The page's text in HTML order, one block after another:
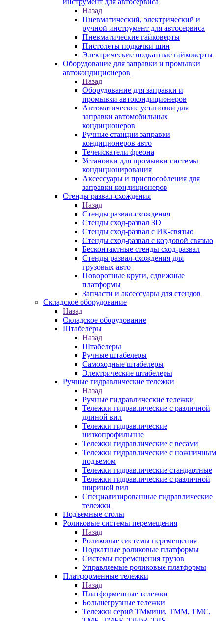
инструмент для автосервиса
Назад
Пневматический, электрический и
ручной инструмент для автосервиса
Пневматические гайковерты
Пистолеты подкачки шин
Электрические подкатные гайковерты
Оборудование для заправки и промывки
автокондиционеров
Назад
Оборудование для заправки и
промывки автокондиционеров
Автоматические установки для
заправки автомобильных
кондиционеров
Ручные станции заправки
кондиционеров авто
Течеискатели фреона
Установки для промывки системы
кондиционирования
Аксессуары и приспособления для
заправки кондиционеров
Стенды развал-схождения
Назад
Стенды развал-схождения
Стенды сход-развал 3D
Стенды сход-развал с ИК-связью
Стенды сход-развал с кордовой связью
Бесконтактные стенды сход-развал
Стенды развал-схождения для
грузовых авто
Поворотные круги, сдвижные
платформы
Запчасти и аксессуары для стендов
Складское оборудование
Назад
Складское оборудование
Штабелеры
Назад
Штабелеры
Ручные штабелеры
Самоходные штабелеры
Электрические штабелеры
Ручные гидравлические тележки
Назад
Ручные гидравлические тележки
Тележки гидравлические с различной
длиной вил
Тележки гидравлические
низкопрофильные
Тележки гидравлические с весами
Тележки гидравлические с ножничным
подъемом
Тележки гидравлические стандартные
Тележки гидравлические с различной
шириной вил
Специализированные гидравлические
тележки
Подъемные столы
Роликовые системы перемещения
Назад
Роликовые системы перемещения
Подкатные роликовые платформы
Системы перемещения грузов
Управляемые роликовые платформы
Платформенные тележки
Назад
Платформенные тележки
Большегрузные тележки
Тележки серий ТМмини, ТММ, ТМС,